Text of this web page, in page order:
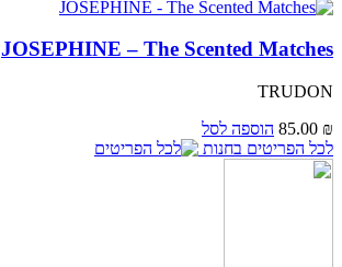
JOSEPHINE – The Scented Matches
TRUDON
85.00 ₪
הוספה לסל
לכל הפריטים בחנות